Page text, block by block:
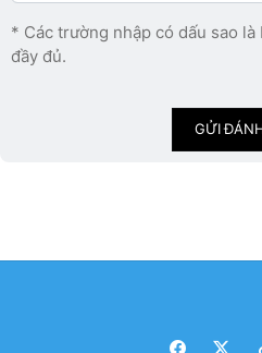
* Các trường nhập có dấu sao
đầy đủ.
GỬI